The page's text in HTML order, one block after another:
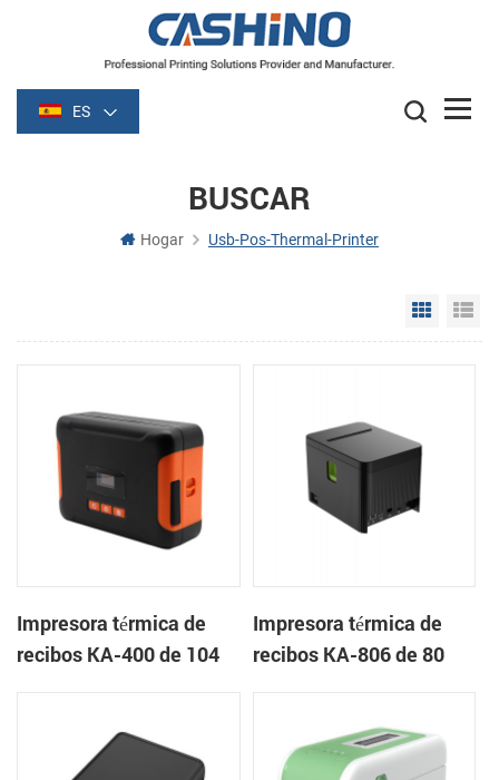
ES
BUSCAR
Hogar Usb-Pos-Thermal-Printer
Grid
Impresora térmica de
recibos KA-400 de 104
Impresora térmica de
recibos KA-806 de 80